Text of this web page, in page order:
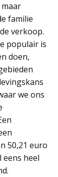
familie
verkoop.
populair is
doen,
we ons
50,21 euro
eens heel